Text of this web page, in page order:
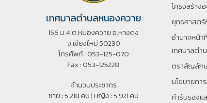
เทศบาลตำบลหนองควาย
156 ม.4 ต.หนองควาย อ.หางดง
จ.เชียงใหม่ 50230
โทรศัพท์ : 053-125-070
Fax : 053-125228
จำนวนประชากร
ชาย : 5,218 คน | หญิง : 5,921 คน
โครงสร้าง
ยุทธศาสต
อํานาจหน้า
เทศบาลตํา
ตราสัญลัก
นโยบายกา
คำรับรองแ